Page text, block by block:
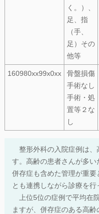
く。）、
足、指
（手、
足）その
他等
160980xx99x0xx
骨盤損傷
手術なし
手術・処
置等２な
し
整形外科の入院症例は、
す。高齢の患者さんが多い
併存症も含めた管理が重
とも連携しながら診療を行
上位5位の症例で平均在
ますが、併存症のある高